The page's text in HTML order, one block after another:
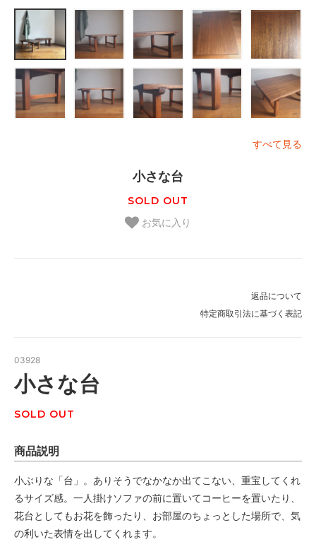
すべて見る
小さな台
SOLD OUT
お気に入り
返品について
特定商取引法に基づく表記
03928
小さな台
SOLD OUT
商品説明
小ぶりな「台」。ありそうでなかなか出てこない、重宝してくれ
るサイズ感。一人掛けソファの前に置いてコーヒーを置いたり、
花台としてもお花を飾ったり、お部屋のちょっとした場所で、気
の利いた表情を出してくれます。